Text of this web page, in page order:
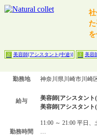
正 美容師[アシスタント(中途)] 正 美容
勤務地 神奈川県川崎市川崎
給与 美容師[アシスタント
美容師[アシスタント
勤務時間
11:00 ～ 21:00 平日、
…